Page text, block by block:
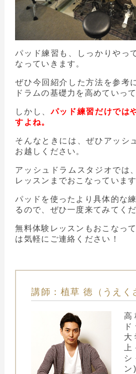
パッド練習も、しっかりやっ
なっていきます。
ぜひ今回紹介した方法を参考
ドラムの基礎力を高めていっ
しかし、パッド練習だけでは
すよね。
そんなときには、ぜひアッシ
お越しください。
アッシュドラムスタジオでは
レッスンまでおこなっています
パッドを使ったより具体的な
るので、ぜひ一度来てみてくだ
無料体験レッスンもおこなっ
は気軽にご連絡ください！
講師：植草 徳（うえく
高
大
上
ン